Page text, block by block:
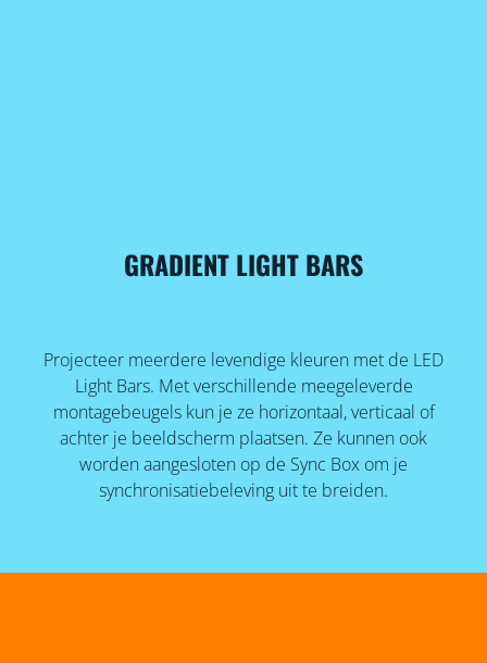
GRADIENT LIGHT BARS
Projecteer meerdere levendige kleuren met de LED
Light Bars. Met verschillende meegeleverde
montagebeugels kun je ze horizontaal, verticaal of
achter je beeldscherm plaatsen. Ze kunnen ook
worden aangesloten op de Sync Box om je
synchronisatiebeleving uit te breiden.